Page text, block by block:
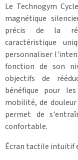
Le Technogym
magnétique
précis de la
caractéristique
personnaliser
fonction de son
objectifs de
bénéfique pour
mobilité, de
permet de
confortable.
Écran tactile intuitif